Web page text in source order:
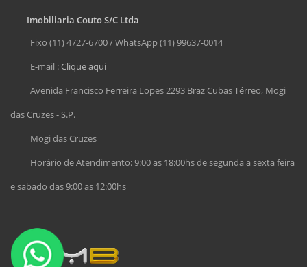
Imobiliaria Couto S/C Ltda
Fixo (11) 4727-6700 / WhatsApp (11) 99637-0014
E-mail :Clique aqui
Avenida Francisco Ferreira Lopes 2293 Braz Cubas Térreo, Mogi
das Cruzes - S.P.
Mogi das Cruzes
Horário de Atendimento: 9:00 as 18:00hs de segunda a sexta feira
e sabado das 9:00 as 12:00hs